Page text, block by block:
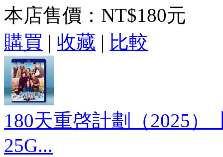
本店售價： NT$180元
購買 | 收藏 | 比較
180天重啓計劃（2025）
25G...